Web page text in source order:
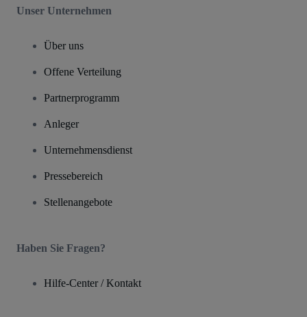
Unser Unternehmen
Über uns
Offene Verteilung
Partnerprogramm
Anleger
Unternehmensdienst
Pressebereich
Stellenangebote
Haben Sie Fragen?
Hilfe-Center / Kontakt